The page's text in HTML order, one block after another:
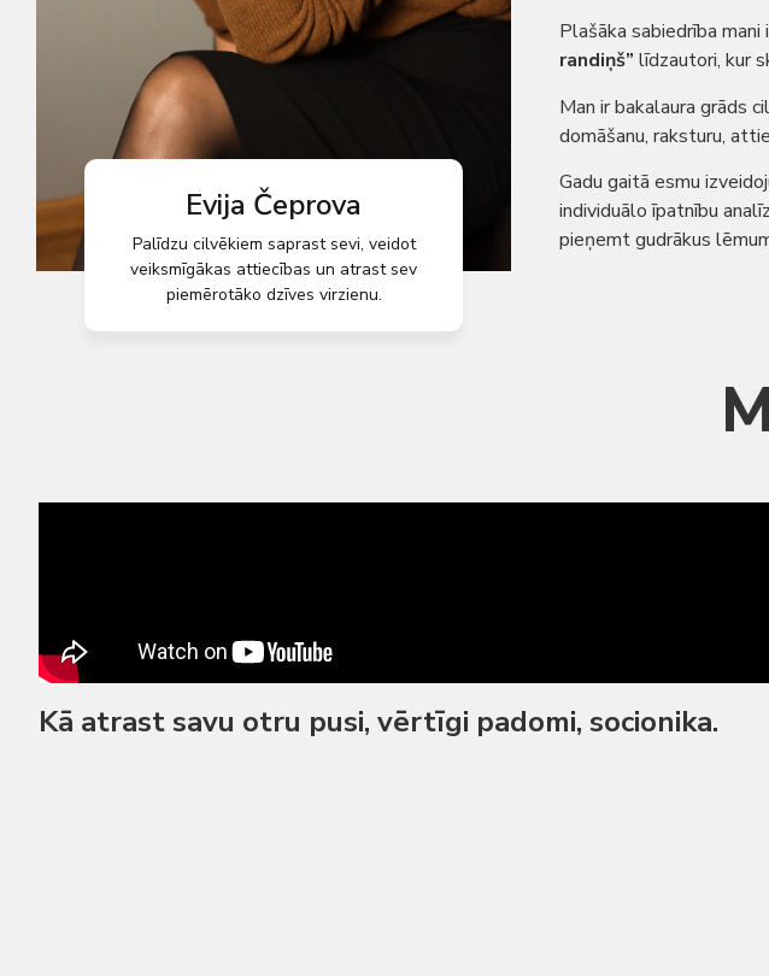
Evija Čeprova
Palīdzu cilvēkiem saprast sevi, veidot
veiksmīgākas attiecības un atrast sev
piemērotāko dzīves virzienu.
Plašāka sabiedrība
randiņš” līdzautori, kur
Man ir bakalaura grāds
domāšanu, raksturu,
Gadu gaitā esmu
individuālo īpatnību
pieņemt gudrākus
Kā atrast savu otru pusi, vērtīgi padomi, socionika.